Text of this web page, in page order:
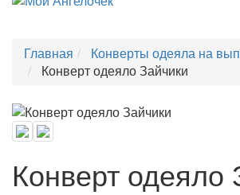
Главная
Конверты одеяла на
Конверт одеяло Зайчики
Конверт одеяло